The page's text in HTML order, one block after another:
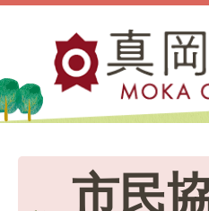
市民